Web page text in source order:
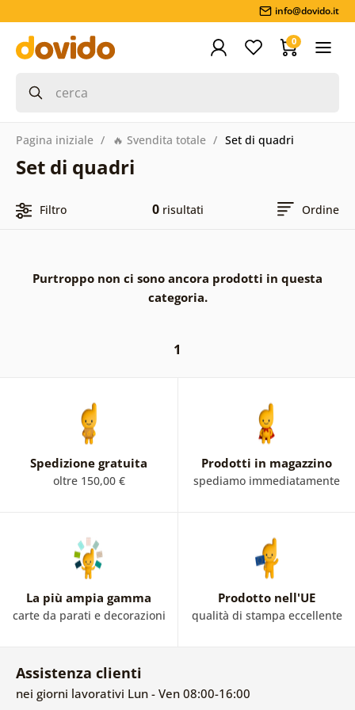
info@dovido.it
0
Pagina iniziale 🔥 Svendita totale Set di quadri
Set di quadri
Filtro 0risultati Ordine
Purtroppo non ci sono ancora prodotti in questa
categoria.
1
Spedizione gratuita
oltre 150,00 €
Prodotti in magazzino
spediamo immediatamente
La più ampia gamma
carte da parati e decorazioni
Prodotto nell'UE
qualità di stampa eccellente
Assistenza clienti
nei giorni lavorativi Lun - Ven 08:00-16:00